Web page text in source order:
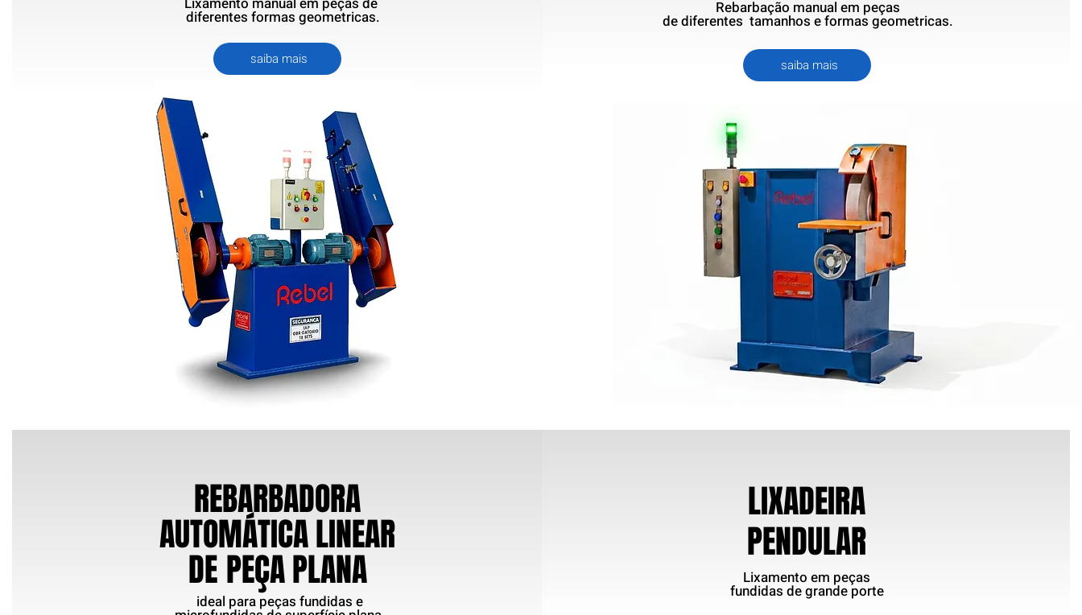
diferentes formas geometricas.
saiba mais
Rebarbação manual em peças
dediferentes tamanhos eformas geometricas.
saiba mais
REBARBADORA
AUTOMÁTICA LINEAR
DE PEÇA PLANA
ideal para peças fundidas e
LIXADEIRA
PENDULAR
Lixamento em peças
fundidas de grande porte